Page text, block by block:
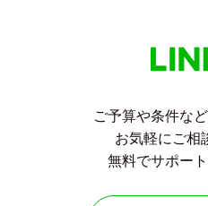
ご予算や条件な
お気軽にご相
無料でサポー